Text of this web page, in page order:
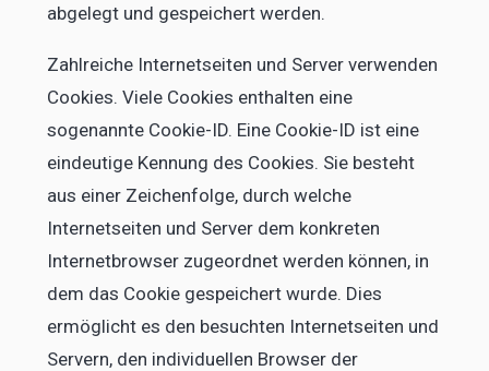
abgelegt und gespeichert werden.
Zahlreiche Internetseiten und Server verwenden
Cookies. Viele Cookies enthalten eine
sogenannte Cookie-ID. Eine Cookie-ID ist eine
eindeutige Kennung des Cookies. Sie besteht
aus einer Zeichenfolge, durch welche
Internetseiten und Server dem konkreten
Internetbrowser zugeordnet werden können, in
dem das Cookie gespeichert wurde. Dies
ermöglicht es den besuchten Internetseiten und
Servern, den individuellen Browser der